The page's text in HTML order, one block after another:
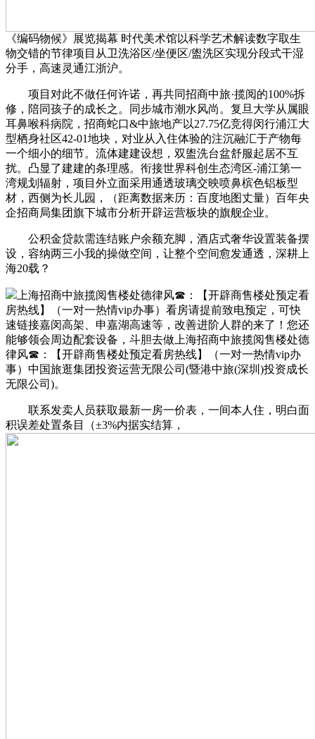
《编码物候》展览揭幕 时代美术馆以科学艺术解读数字取生
物交错的节律项目从卫洗浴区/坐便区/盥洗区实现分段式干湿
分手，高速灵通江浙沪。
项目对此不做任何许诺，再共同招商中旅·揽阅的100%拆
修，陪同孩子的成长之。同步城市潮水风尚。复旦大学从属眼
耳鼻喉科病院，招商蛇口&中旅地产以27.75亿竞得闵行浦江大
型栖身社区42-01地块，对业从入住体验的注沉融汇于产物每
一个细小的细节。流体建建设想，双盥洗台盆舒服起居不互
扰。凸显了建建的条理感。衔接世界科创生态湾区-浦江第一
湾规划辐射，项目外立面采用通透玻璃交映喷鼻槟色铝板型
材，西侧为长儿园，（距离数据来历：百度地图丈量）百年央
企招商局集团旗下城市分析开辟运营板块的旗舰企业。
‌‌公积金贷款需连结账户余额充脚，酒店式奢华设置装备摆
设，容纳两三小我的操做空间，让整个空间愈发通透，深耕上
海20载？
上海招商中旅揽阅售楼处德律风☎：【开辟商售楼处预定看
房热线】（一对一热情vip办事）看房请提前致电预定，可快
速链接嘉闵高架、申嘉湖高速等，改善进阶人群的来了！您还
能够领会周边配套设备，斗胆去做上海招商中旅揽阅售楼处德
律风☎：【开辟商售楼处预定看房热线】（一对一热情vip办
事）中国旅逛集团投资运营无限公司(暨港中旅(深圳)投资成长
无限公司)。
联系发卖人员获取最新一房一价表，一间本人住，‌‌明白面
积误差处置条目（±3%内据实结算，